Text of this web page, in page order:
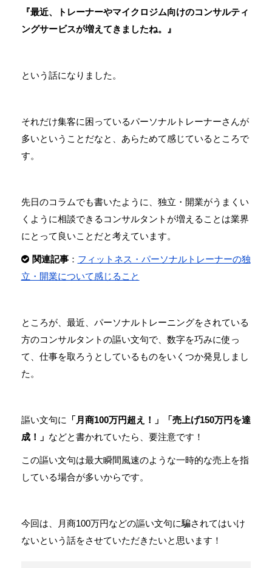
『最近、トレーナーやマイクロジム向けのコンサルティ
ングサービスが増えてきましたね。』
という話になりました。
それだけ集客に困っているパーソナルトレーナーさんが
多いということだなと、あらためて感じているところで
す。
先日のコラムでも書いたように、独立・開業がうまくい
くように相談できるコンサルタントが増えることは業界
にとって良いことだと考えています。
関連記事： フィットネス・パーソナルトレーナーの独
立・開業について感じること
ところが、最近、パーソナルトレーニングをされている
方のコンサルタントの謳い文句で、数字を巧みに使っ
て、仕事を取ろうとしているものをいくつか発見しまし
た。
謳い文句に 「月商100万円超え！」「売上げ150万円を達
成！」 などと書かれていたら、要注意です！
この謳い文句は最大瞬間風速のような一時的な売上を指
している場合が多いからです。
今回は、月商100万円などの謳い文句に騙されてはいけ
ないという話をさせていただきたいと思います！